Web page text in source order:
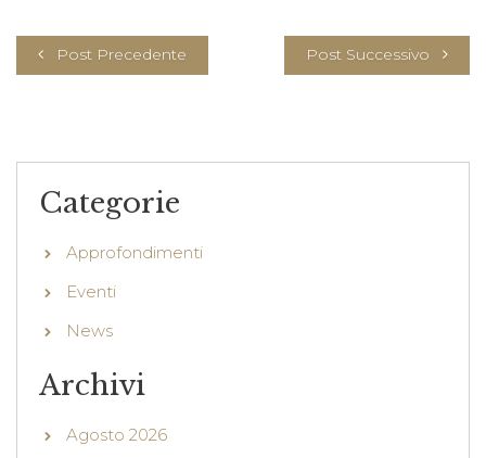
Post Precedente Post Successivo
Categorie
Approfondimenti
Eventi
News
Archivi
Agosto 2026